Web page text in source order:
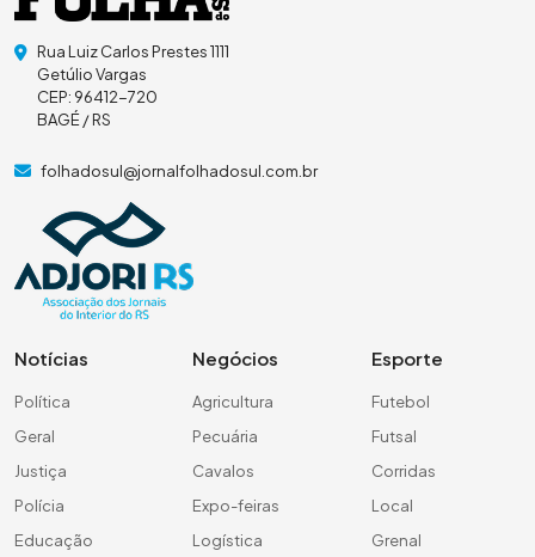
Rua Luiz Carlos Prestes 1111
Getúlio Vargas
CEP: 96412-720
BAGÉ / RS
folhadosul@jornalfolhadosul.com.br
Notícias
Política
Geral
Justiça
Polícia
Educação
Negócios
Agricultura
Pecuária
Cavalos
Expo-feiras
Logística
Esporte
Futebol
Futsal
Corridas
Local
Grenal